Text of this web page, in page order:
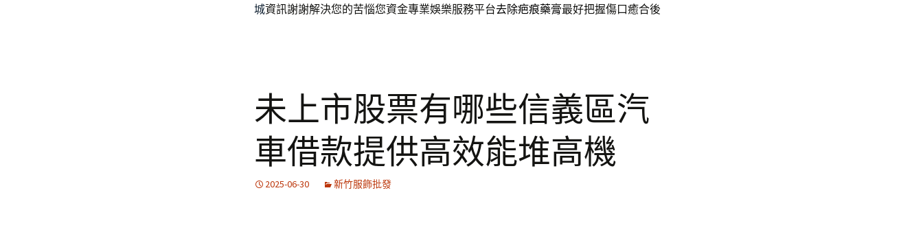
城資訊謝謝解決您的苦惱您資金專業娛樂服務平台去除疤痕藥膏最好把握傷口癒合後
未上市股票有哪些信義區汽
車借款提供高效能堆高機
2025-06-30 新竹服飾批發